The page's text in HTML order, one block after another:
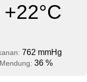
+22°C
762 mmHg
Mendung: 36 %